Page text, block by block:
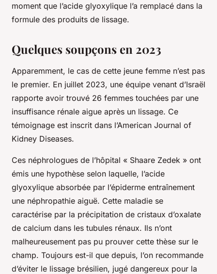
moment que l’acide glyoxylique l’a remplacé dans la
formule des produits de lissage.
Quelques soupçons en 2023
Apparemment, le cas de cette jeune femme n’est pas
le premier. En juillet 2023, une équipe venant d’Israël
rapporte avoir trouvé 26 femmes touchées par une
insuffisance rénale aigue après un lissage. Ce
témoignage est inscrit dans l’American Journal of
Kidney Diseases.
Ces néphrologues de l’hôpital « Shaare Zedek » ont
émis une hypothèse selon laquelle, l’acide
glyoxylique absorbée par l’épiderme entraînement
une néphropathie aiguë. Cette maladie se
caractérise par la précipitation de cristaux d’oxalate
de calcium dans les tubules rénaux. Ils n’ont
malheureusement pas pu prouver cette thèse sur le
champ. Toujours est-il que depuis, l’on recommande
d’éviter le lissage brésilien, jugé dangereux pour la